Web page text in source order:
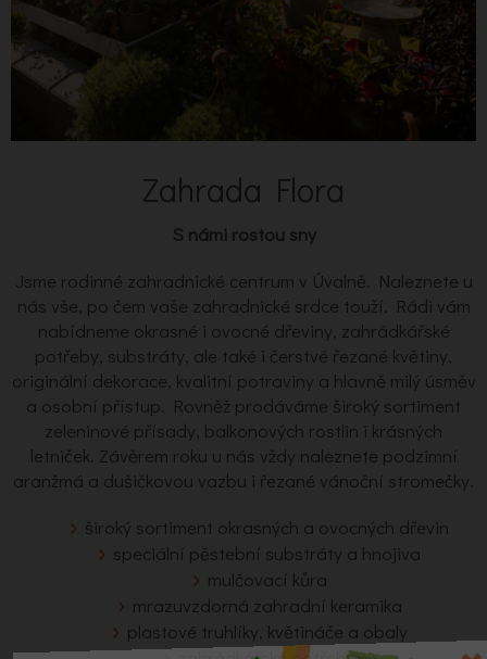
Zahrada Flora
S námi rostou sny
Jsme rodinné zahradnické centrum v Úvalně. Naleznete u
nás vše, po čem vaše zahradnické srdce touží. Rádi vám
nabídneme okrasné i ovocné dřeviny, zahrádkářské
potřeby, substráty, ale také i čerstvé řezané květiny,
originální dekorace, kvalitní potraviny a hlavně milý úsměv
a osobní přístup. Rovněž prodáváme široký sortiment
zeleninové přísady, balkonových rostlin i krásných
letniček. Závěrem roku u nás vždy naleznete podzimní
aranžmá a dušičkovou vazbu i řezané vánoční stromečky.
široký sortiment okrasných a ovocných dřevin
speciální pěstební substráty a hnojiva
mulčovací kůra
mrazuvzdorná zahradní keramika
plastové truhlíky, květináče a obaly